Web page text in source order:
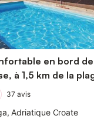
en bord
à 1,5 km de la
37 avis
Adriatique Croate